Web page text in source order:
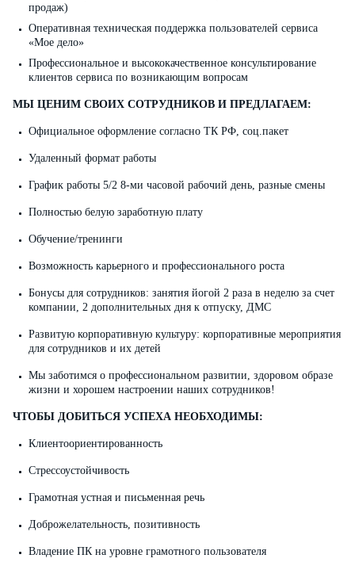
продаж)
Оперативная техническая поддержка пользователей сервиса
«Мое дело»
Профессиональное и высококачественное консультирование
клиентов сервиса по возникающим вопросам
МЫ ЦЕНИМ СВОИХ СОТРУДНИКОВ И ПРЕДЛАГАЕМ:
Официальное оформление согласно ТК РФ, соц.пакет
Удаленный формат работы
График работы 5/2 8-ми часовой рабочий день, разные смены
Полностью белую заработную плату
Обучение/тренинги
Возможность карьерного и профессионального роста
Бонусы для сотрудников: занятия йогой 2 раза в неделю за счет
компании, 2 дополнительных дня к отпуску, ДМС
Развитую корпоративную культуру: корпоративные мероприятия
для сотрудников и их детей
Мы заботимся о профессиональном развитии, здоровом образе
жизни и хорошем настроении наших сотрудников!
ЧТОБЫ ДОБИТЬСЯ УСПЕХА НЕОБХОДИМЫ:
Клиентоориентированность
Стрессоустойчивость
Грамотная устная и письменная речь
Доброжелательность, позитивность
Владение ПК на уровне грамотного пользователя